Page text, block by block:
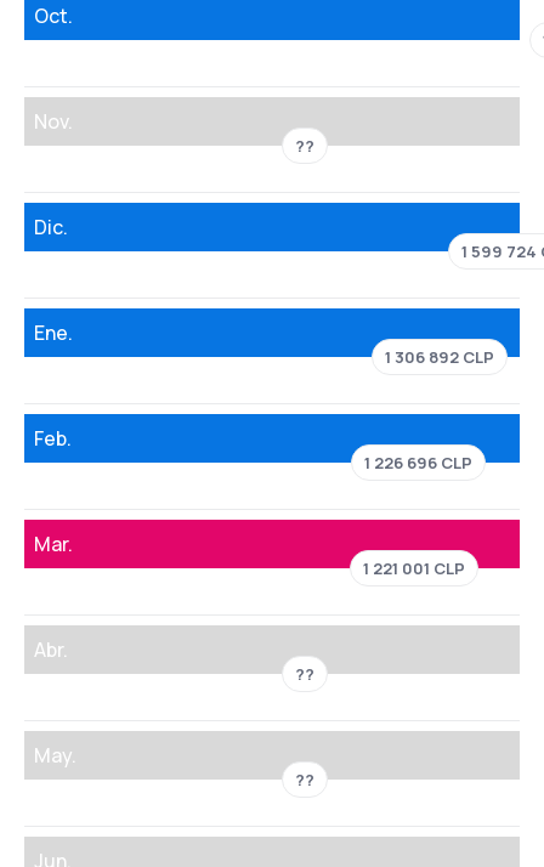
Oct.
Nov.
??
Dic.
1 599 724
Ene.
1 306 892 CLP
Feb.
1 226 696 CLP
Mar.
1 221 001 CLP
Abr.
??
May.
??
Jun.